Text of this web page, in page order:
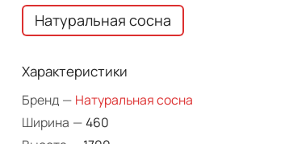
Натуральная сосна
Характеристики
Бренд — Натуральная сосна
Ширина —460